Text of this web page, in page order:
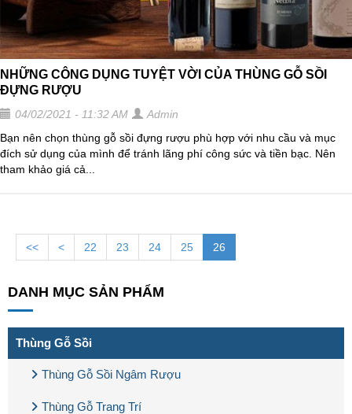
NHỮNG CÔNG DỤNG TUYỆT VỜI CỦA THÙNG GỖ SỒI
ĐỰNG RƯỢU
04/02/2021 - 11:32 AM
Admin
Bạn nên chọn thùng gỗ sồi đựng rượu phù hợp với nhu cầu và mục
đích sử dụng của mình để tránh lãng phí công sức và tiền bạc. Nên
tham khảo giá cả...
<< < 22 23 24 25 26
DANH MỤC SẢN PHẨM
Thùng Gỗ Sồi
Thùng Gỗ Sồi Ngâm Rượu
Thùng Gỗ Trang Trí